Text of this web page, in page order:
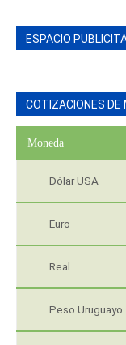
ESPACIO
COTIZACIONES DE
Moneda
Dólar USA
Euro
Real
Peso Uruguayo